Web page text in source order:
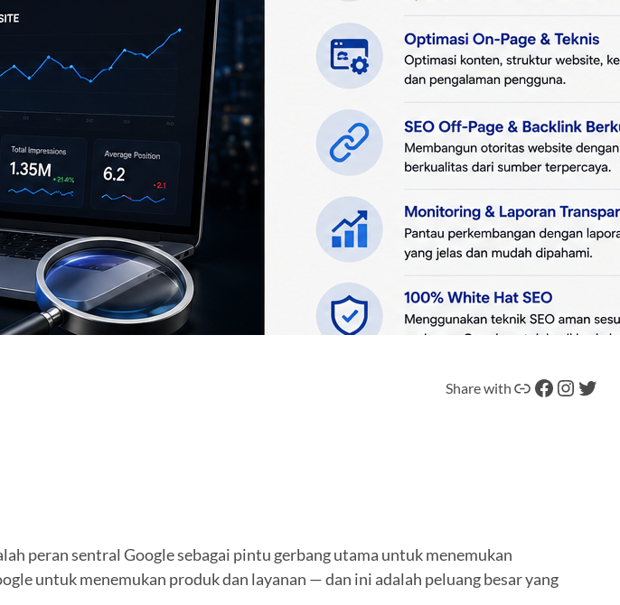
Share with Tautan Facebook Instagram Twitter
peran sentral Google sebagai pintu gerbang utama untuk menemukan
untuk menemukan produk dan layanan — dan ini adalah peluang besar yang